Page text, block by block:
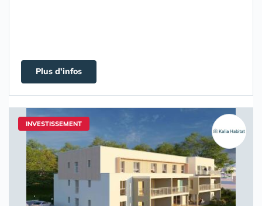
Plus d'infos
INVESTISSEMENT